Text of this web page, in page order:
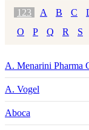
123 A B C
O
P Q R S
A. Menarini Pharma
A. Vogel
Aboca